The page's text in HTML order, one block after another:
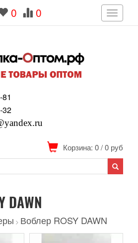
0 0
Toggle
32
Корзина: 0/0 руб
DAWN
> Воблер ROSY DAWN